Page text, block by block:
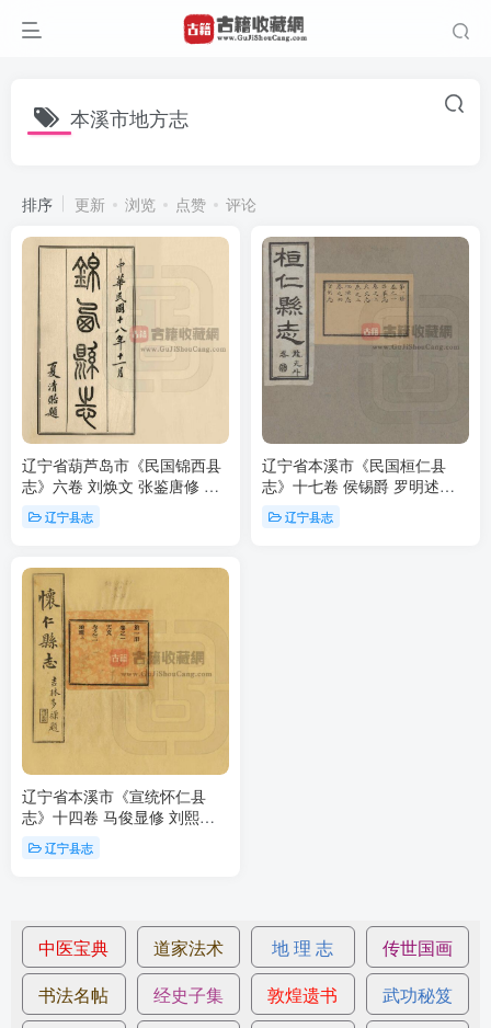
本溪市地方志
排序 更新 浏览 点赞 评论
辽宁省葫芦岛市《民国锦西县
志》六卷 刘焕文 张鉴唐修 郭
逵纂PDF电子版地方志下载
辽宁县志
辽宁省本溪市《民国桓仁县
志》十七卷 侯锡爵 罗明述修
纂PFD电子版地方志下载
辽宁县志
辽宁省本溪市《宣统怀仁县
志》十四卷 马俊显修 刘熙春
纂PFD电子版地方志下载
辽宁县志
中医宝典 道家法术 地 理 志
传世国画
书法名帖
经史子集 敦煌遗书
武功秘笈